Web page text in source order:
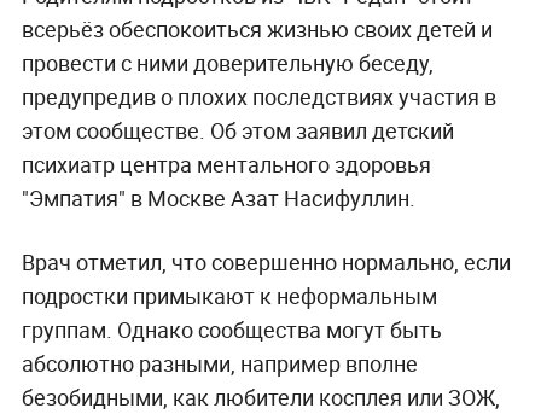
всерьёз обеспокоиться жизнью своих детей и
провести с ними доверительную беседу,
предупредив о плохих последствиях участия в
этом сообществе. Об этом заявил детский
психиатр центра ментального здоровья
"Эмпатия" в Москве Азат Насифуллин.
Врач отметил, что совершенно нормально, если
подростки примыкают к неформальным
группам. Однако сообщества могут быть
абсолютно разными, например вполне
безобидными, как любители косплея или ЗОЖ,